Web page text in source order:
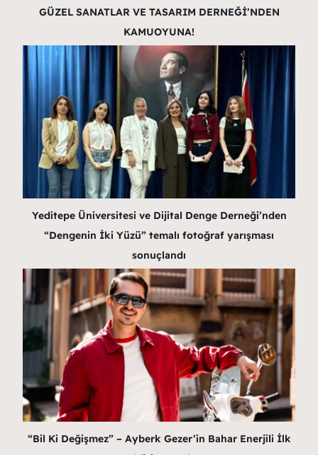
GÜZEL SANATLAR VE TASARIM DERNEĞİ’NDEN
KAMUOYUNA!
Yeditepe Üniversitesi ve Dijital Denge Derneği’nden
“Dengenin İki Yüzü” temalı fotoğraf yarışması
sonuçlandı
“Bil Ki Değişmez” – Ayberk Gezer’in Bahar Enerjili İlk